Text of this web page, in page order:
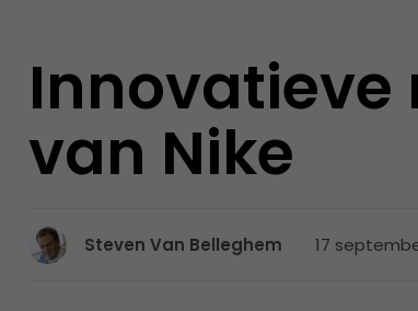
van Nike
Steven Van Belleghem 17